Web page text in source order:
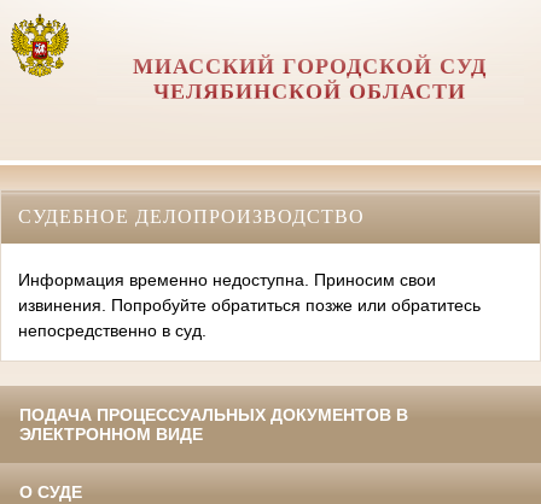
МИАССКИЙ ГОРОДСКОЙ СУД
ЧЕЛЯБИНСКОЙ ОБЛАСТИ
СУДЕБНОЕ ДЕЛОПРОИЗВОДСТВО
Информация временно недоступна. Приносим свои
извинения. Попробуйте обратиться позже или обратитесь
непосредственно в суд.
ПОДАЧА ПРОЦЕССУАЛЬНЫХ ДОКУМЕНТОВ В
ЭЛЕКТРОННОМ ВИДЕ
О СУДЕ